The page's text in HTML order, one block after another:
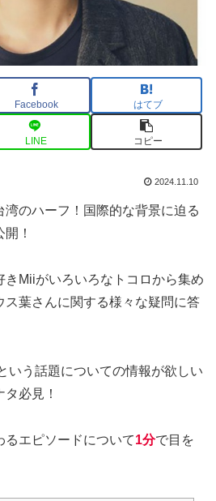
Facebook はてブ
LINE コピー
2024.11.10
のハーフ！国際的な背景に迫る
！
きMiiがいろいろなトコロから集め
ス葉さんに関する様々な疑問に答
いう話題についての情報が欲しい
必見！
るエピソードについて1分で目を